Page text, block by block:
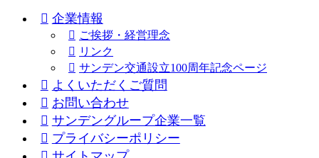
企業情報
ご挨拶・経営理念
リンク
サンデン交通設立100周年記念ページ
よくいただくご質問
お問い合わせ
サンデングループ企業一覧
プライバシーポリシー